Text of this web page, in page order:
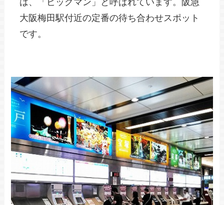
大阪梅田駅付近の定番の待ち合わせスポット
です。